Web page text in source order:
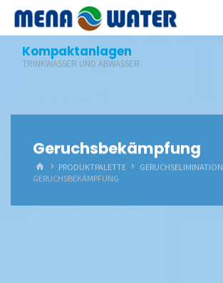
Zum
Inhalt
springenKompaktanlagen
TRINKWASSER UND ABWASSER
Geruchsbekämpfung
STARTPRODUKTPALETTE
GERUCHSELIMINATION
GERUCHSBEKÄMPFUNG